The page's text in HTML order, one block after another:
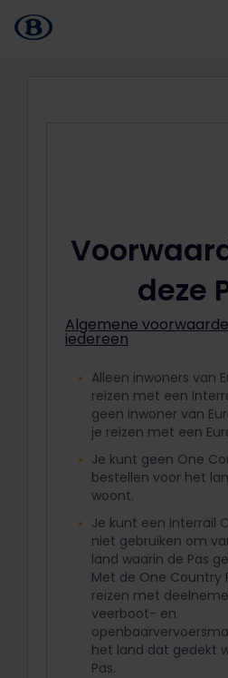
deze
Algemene
iedereen
Alleen inwoners van
reizen met een
geen inwoner van
je reizen met een
Je kunt geen One
bestellen voor het
woont.
Je kunt een Interrail
niet gebruiken om
land waarin de Pas
Met de One Country
reizen met
veerboot- en
het land dat gedekt
Pas.